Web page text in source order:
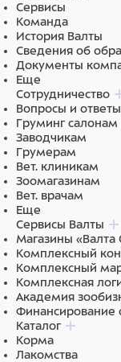
Сервисы
Команда
История Валты
Сведения об
Документы
Еще
Сотрудничество
Вопросы и ответы
Груминг салонам
Заводчикам
Грумерам
Вет. клиникам
Зоомагазинам
Вет. врачам
Еще
Сервисы Валты
Магазины «Валта
Комплексный
Комплексный
Комплексная
Академия
Финансирование
Каталог
Корма
Лакомства